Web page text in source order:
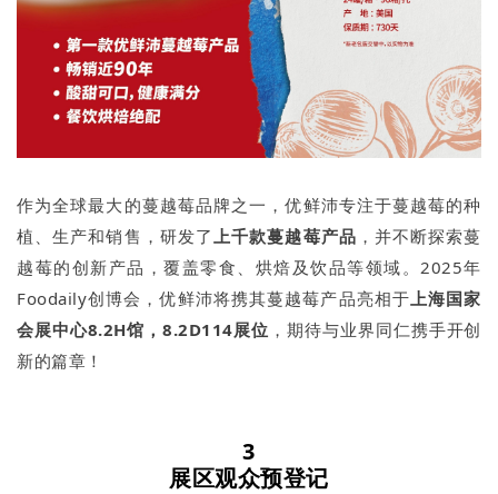
作为全球最大的蔓越莓品牌之一，优鲜沛专注于蔓越莓的种
植、生产和销售，研发了 上千款蔓越莓产品 ，并不断探索蔓
越莓的创新产品，覆盖零食、烘焙及饮品等领域。2025年
Foodaily创博会，优鲜沛将携其蔓越莓产品亮相于 上海国家
会展中心8.2H馆，8.2D114展位 ，期待与业界同仁携手开创
新的篇章！
3
展区观众预登记